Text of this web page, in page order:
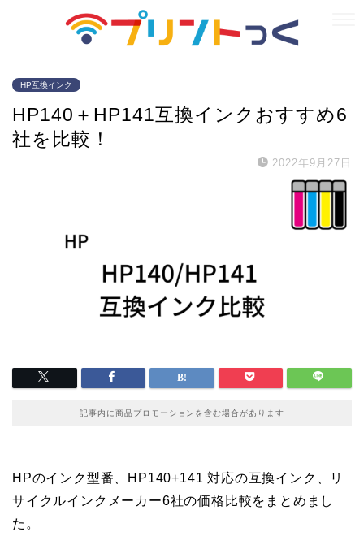
HP互換インク
HP140＋HP141互換インクおすすめ6
社を比較！
2022年9月27日
記事内に商品プロモーションを含む場合があります
HPのインク型番、HP140+141 対応の互換インク、リ
サイクルインクメーカー6社の価格比較をまとめまし
た。